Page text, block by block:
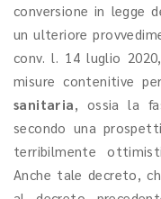
conversione in legge
un ulteriore
conv. l. 14 luglio
misure contenitive
sanitaria, ossia la
secondo una
terribilmente
Anche tale decreto,